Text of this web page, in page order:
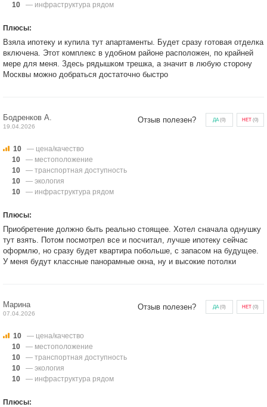
10
— инфраструктура рядом
Плюсы:
Взяла ипотеку и купила тут апартаменты. Будет сразу готовая отделка
включена. Этот комплекс в удобном районе расположен, по крайней
мере для меня. Здесь рядышком трешка, а значит в любую сторону
Москвы можно добраться достаточно быстро
Бодренков А.
19.04.2026
Отзыв полезен? ДА(0) НЕТ (0)
10
— цена/качество
10
— местоположение
10
— транспортная доступность
10
— экология
10
— инфраструктура рядом
Плюсы:
Приобретение должно быть реально стоящее. Хотел сначала однушку
тут взять. Потом посмотрел все и посчитал, лучше ипотеку сейчас
оформлю, но сразу будет квартира побольше, с запасом на будущее.
У меня будут классные панорамные окна, ну и высокие потолки
Марина
07.04.2026
Отзыв полезен? ДА(0) НЕТ (0)
10
— цена/качество
10
— местоположение
10
— транспортная доступность
10
— экология
10
— инфраструктура рядом
Плюсы: